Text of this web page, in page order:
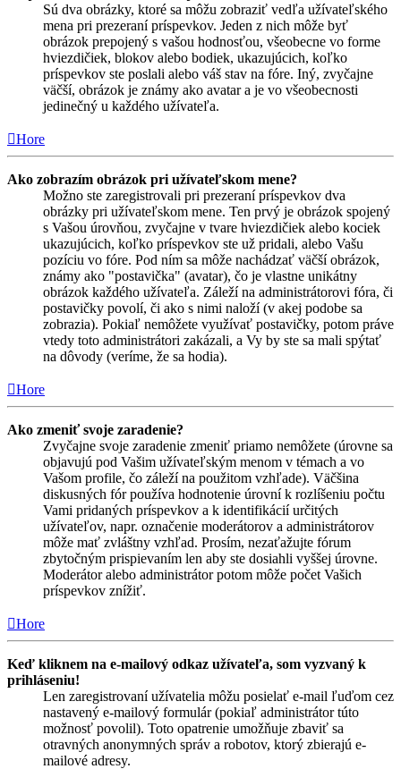
Sú dva obrázky, ktoré sa môžu zobraziť vedľa užívateľského
mena pri prezeraní príspevkov. Jeden z nich môže byť
obrázok prepojený s vašou hodnosťou, všeobecne vo forme
hviezdičiek, blokov alebo bodiek, ukazujúcich, koľko
príspevkov ste poslali alebo váš stav na fóre. Iný, zvyčajne
väčší, obrázok je známy ako avatar a je vo všeobecnosti
jedinečný u každého užívateľa.
Hore
Ako zobrazím obrázok pri užívateľskom mene?
Možno ste zaregistrovali pri prezeraní príspevkov dva
obrázky pri užívateľskom mene. Ten prvý je obrázok spojený
s Vašou úrovňou, zvyčajne v tvare hviezdičiek alebo kociek
ukazujúcich, koľko príspevkov ste už pridali, alebo Vašu
pozíciu vo fóre. Pod ním sa môže nachádzať väčší obrázok,
známy ako "postavička" (avatar), čo je vlastne unikátny
obrázok každého užívateľa. Záleží na administrátorovi fóra, či
postavičky povolí, či ako s nimi naloží (v akej podobe sa
zobrazia). Pokiaľ nemôžete využívať postavičky, potom práve
vtedy toto administrátori zakázali, a Vy by ste sa mali spýtať
na dôvody (veríme, že sa hodia).
Hore
Ako zmeniť svoje zaradenie?
Zvyčajne svoje zaradenie zmeniť priamo nemôžete (úrovne sa
objavujú pod Vašim užívateľským menom v témach a vo
Vašom profile, čo záleží na použitom vzhľade). Väčšina
diskusných fór používa hodnotenie úrovní k rozlíšeniu počtu
Vami pridaných príspevkov a k identifikácií určitých
užívateľov, napr. označenie moderátorov a administrátorov
môže mať zvláštny vzhľad. Prosím, nezaťažujte fórum
zbytočným prispievaním len aby ste dosiahli vyššej úrovne.
Moderátor alebo administrátor potom môže počet Vašich
príspevkov znížiť.
Hore
Keď kliknem na e-mailový odkaz užívateľa, som vyzvaný k
prihláseniu!
Len zaregistrovaní užívatelia môžu posielať e-mail ľuďom cez
nastavený e-mailový formulár (pokiaľ administrátor túto
možnosť povolil). Toto opatrenie umožňuje zbaviť sa
otravných anonymných správ a robotov, ktorý zbierajú e-
mailové adresy.